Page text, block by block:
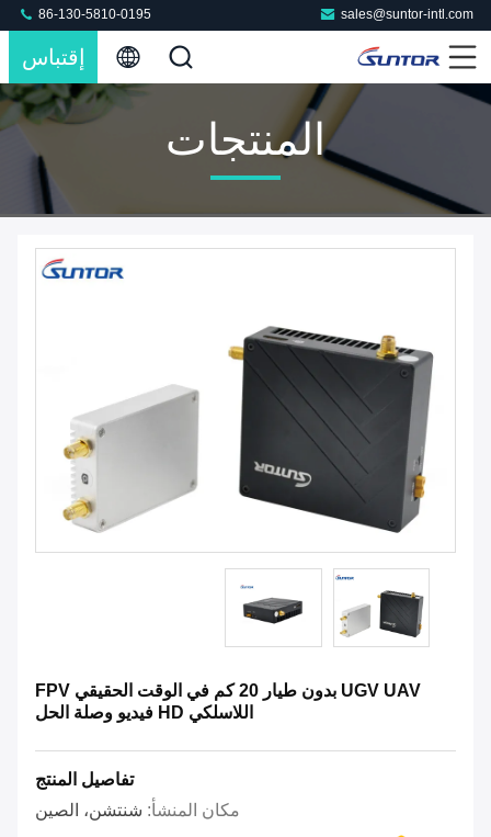
sales@suntor-intl.com
86-130-5810-0195
إقتباس
المنتجات
UGV UAV بدون طيار 20 كم في الوقت الحقيقي FPV
اللاسلكي HD فيديو وصلة الحل
تفاصيل المنتج
مكان المنشأ: شنتشن، الصين